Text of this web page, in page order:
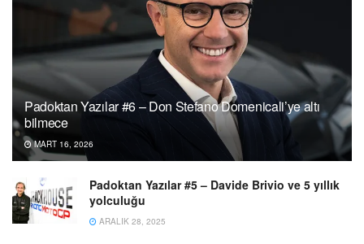
Padoktan Yazılar #6 – Don Stefano Domenicali’ye altı
bilmece
MART 16, 2026
Padoktan Yazılar #5 – Davide Brivio ve 5 yıllık
yolculuğu
ARALIK 28, 2025